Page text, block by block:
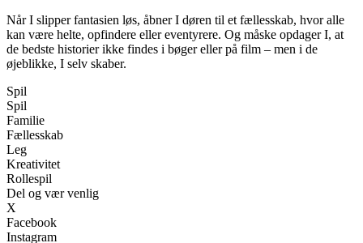
Når I slipper fantasien løs, åbner I døren til et fællesskab, hvor alle
kan være helte, opfindere eller eventyrere. Og måske opdager I, at
de bedste historier ikke findes i bøger eller på film – men i de
øjeblikke, I selv skaber.
Spil
Spil
Familie
Fællesskab
Leg
Kreativitet
Rollespil
Del og vær venlig
X
Facebook
Instagram